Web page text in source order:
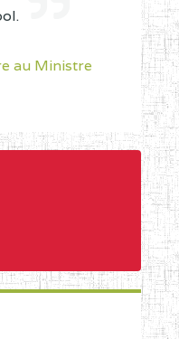
au Ministre